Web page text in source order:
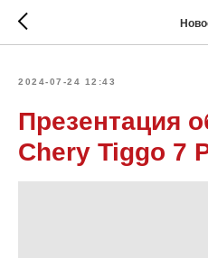
2024-07-24 12:43
Презентация
Chery Tiggo 7